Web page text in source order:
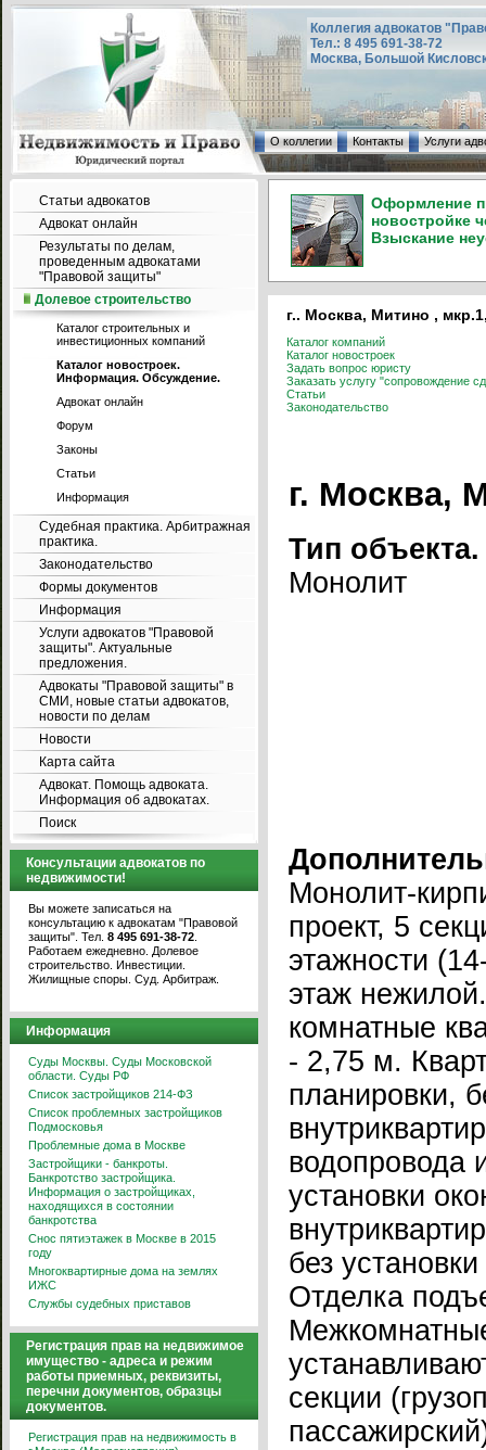
Коллегия адвокатов
Тел.: 8 495 691-38-72
Москва, Большой
О коллегии Контакты Услуги
Статьи адвокатов
Адвокат онлайн
Результаты по делам,
проведенным адвокатами
"Правовой защиты"
Долевое строительство
Каталог строительных и
инвестиционных компаний
Каталог новостроек.
Информация. Обсуждение.
Адвокат онлайн
Форум
Законы
Статьи
Информация
Судебная практика. Арбитражная
практика.
Законодательство
Формы документов
Информация
Услуги адвокатов "Правовой
защиты". Актуальные
предложения.
Адвокаты "Правовой защиты" в
СМИ, новые статьи адвокатов,
новости по делам
Новости
Карта сайта
Адвокат. Помощь адвоката.
Информация об адвокатах.
Поиск
Консультации адвокатов по
недвижимости!
Вы можете записаться на
консультацию к адвокатам "Правовой
защиты". Тел. 8 495 691-38-72
Работаем ежедневно. Долевое
строительство. Инвестиции.
Жилищные споры. Суд. Арбитраж.
Информация
Суды Москвы. Суды Московской
области. Суды РФ
Список застройщиков 214-ФЗ
Список проблемных застройщиков
Подмосковья
Проблемные дома в Москве
Застройщики - банкроты.
Банкротство застройщика.
Информация о застройщиках,
находящихся в состоянии
банкротства
Снос пятиэтажек в Москве в 2015
году
Многоквартирные дома на землях
ИЖС
Службы судебных приставов
Регистрация прав на недвижимое
имущество - адреса и режим
работы приемных, реквизиты,
перечни документов, образцы
документов.
Регистрация прав на недвижимость в
Оформление
новостройке
Взыскание
г.. Москва, Митино ,
Каталог компаний
Каталог новостроек
Задать вопрос юристу
Заказать услугу "сопровождение
Статьи
Законодательство
г. Москва,
Тип объекта.
Монолит
Монолит-
проект, 5
этажности
этаж
комнатные
- 2,75 м.
планировки,
водопровода
установки
без
Отделка
секции